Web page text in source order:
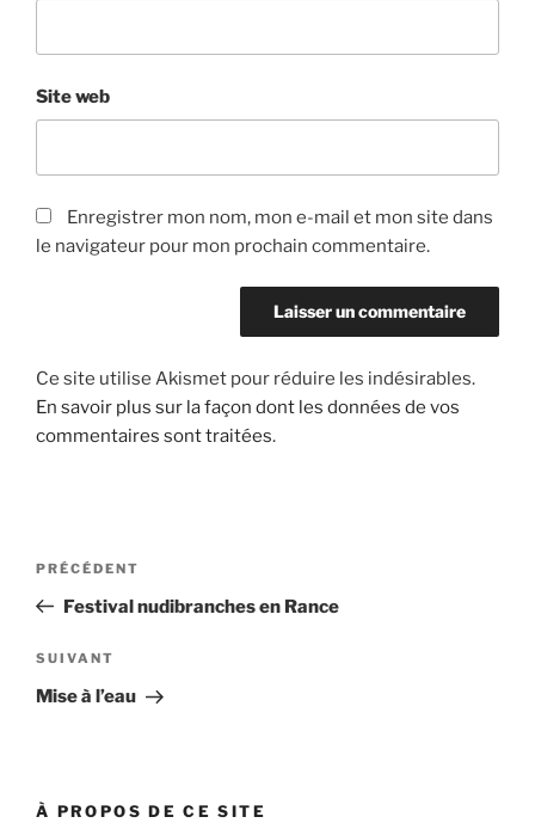
Site web
Enregistrer mon nom, mon e-mail et mon site dans
le navigateur pour mon prochain commentaire.
Ce site utilise Akismet pour réduire les indésirables.
En savoir plus sur la façon dont les données de vos
commentaires sont traitées.
Navigation
l’article
Article
précédent
PRÉCÉDENT
Festival nudibranches en Rance
Article
suivant
SUIVANT
Mise à l’eau
À PROPOS DE CE SITE